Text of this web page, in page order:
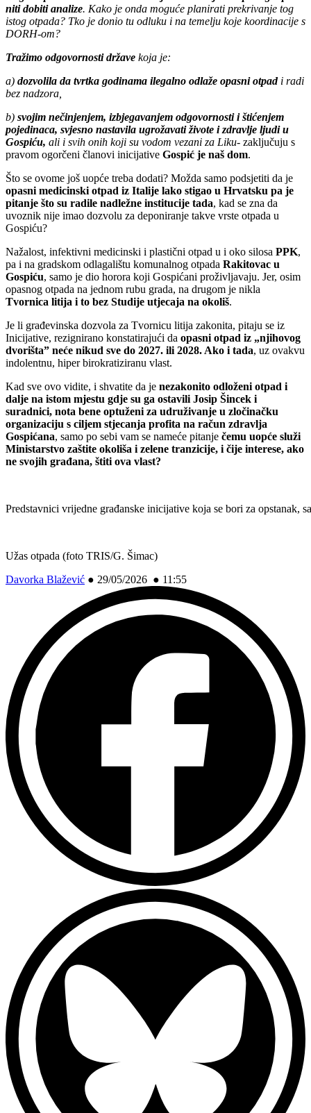
niti dobiti analize. Kako je onda moguće planirati prekrivanje tog
istog otpada? Tko je donio tu odluku i na temelju koje koordinacije s
DORH-om?
Tražimo odgovornosti države koja je:
a) dozvolila da tvrtka godinama ilegalno odlaže opasni otpadi radi
bez nadzora,
b) svojim nečinjenjem, izbjegavanjem odgovornosti i štićenjem
pojedinaca, svjesno nastavila ugrožavati živote i zdravlje ljudi u
Gospiću, ali i svih onih koji su vodom vezani za Liku- zaključuju s
pravom ogorčeni članovi inicijative Gospić je naš dom.
Što se ovome još uopće treba dodati? Možda samo podsjetiti da je
opasni medicinski otpad iz Italije lako stigao u Hrvatsku pa je
pitanje što su radile nadležne institucije tada, kad se zna da
uvoznik nije imao dozvolu za deponiranje takve vrste otpada u
Gospiću?
Nažalost, infektivni medicinski i plastični otpad u i oko silosa PPK,
pa i na gradskom odlagalištu komunalnog otpada Rakitovac u
Gospiću, samo je dio horora koji Gospićani proživljavaju. Jer, osim
opasnog otpada na jednom rubu grada, na drugom je nikla
Tvornica litija i to bez Studije utjecaja na okoliš.
Je li građevinska dozvola za Tvornicu litija zakonita, pitaju se iz
Inicijative, rezignirano konstatirajući da opasni otpad iz „njihovog
dvorišta” neće nikud sve do 2027. ili 2028. Ako i tada, uz ovakvu
indolentnu, hiper birokratiziranu vlast.
Kad sve ovo vidite, i shvatite da je nezakonito odloženi otpad i
dalje na istom mjestu gdje su ga ostavili Josip Šincek i
suradnici, nota bene optuženi za udruživanje u zločinačku
organizaciju s ciljem stjecanja profita na račun zdravlja
Gospićana, samo po sebi vam se nameće pitanje čemu uopće služi
Ministarstvo zaštite okoliša i zelene tranzicije, i čije interese, ako
ne svojih građana, štiti ova vlast?
Predstavnici vrijedne građanske inicijative koja se bori za opstanak,
Užas otpada (foto TRIS/G. Šimac)
Davorka Blažević ● 29/05/2026 ● 11:55